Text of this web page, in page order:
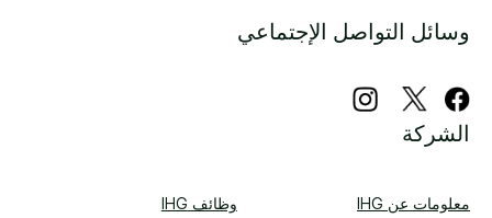
وسائل التواصل الإجتماعي
الشركة
معلومات عن IHG
وظائف IHG